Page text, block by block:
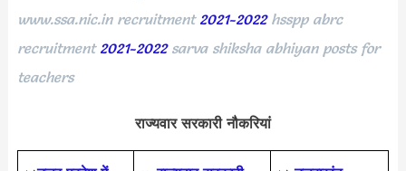
www.ssa.nic.in recruitment 2021-2022hsspp abrc
recruitment 2021-2022sarva shiksha abhiyan posts for
teachers
राज्यवार सरकारी नौकरियां